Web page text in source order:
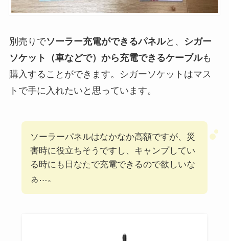
別売りでソーラー充電ができるパネルと、
シガー
ソケット（車などで）から充電できるケーブルも
購入することができます。シガーソケットはマス
トで手に入れたいと思っています。
ソーラーパネルはなかなか高額ですが、災
害時に役立ちそうですし、キャンプしてい
る時にも日なたで充電できるので欲しいな
ぁ…。